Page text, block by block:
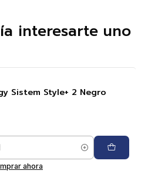
interesarte uno
Sistem Style+ 2 Negro
ahora